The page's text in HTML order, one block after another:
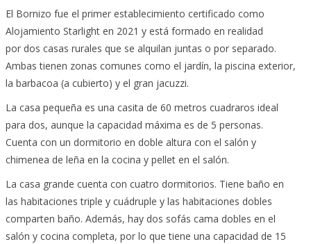
El Bornizo fue el primer establecimiento certificado como
Alojamiento Starlight en 2021 y está formado en realidad
por dos casas rurales que se alquilan juntas o por separado.
Ambas tienen zonas comunes como el jardín, la piscina exterior,
la barbacoa (a cubierto) y el gran jacuzzi.
La casa pequeña es una casita de 60 metros cuadraros ideal
para dos, aunque la capacidad máxima es de 5 personas.
Cuenta con un dormitorio en doble altura con el salón y
chimenea de leña en la cocina y pellet en el salón.
La casa grande cuenta con cuatro dormitorios. Tiene baño en
las habitaciones triple y cuádruple y las habitaciones dobles
comparten baño. Además, hay dos sofás cama dobles en el
salón y cocina completa, por lo que tiene una capacidad de 15